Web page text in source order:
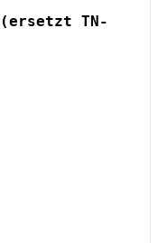
(ersetzt TN-